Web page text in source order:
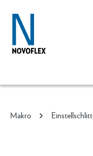
Makro